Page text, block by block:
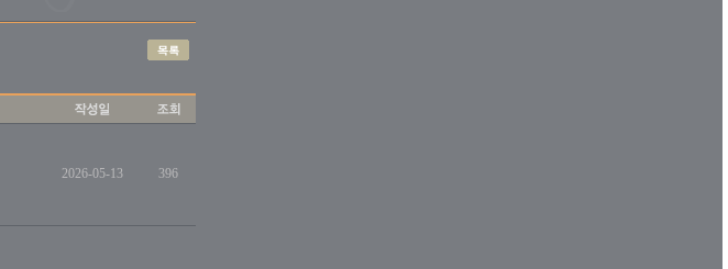
2026-05-13 396